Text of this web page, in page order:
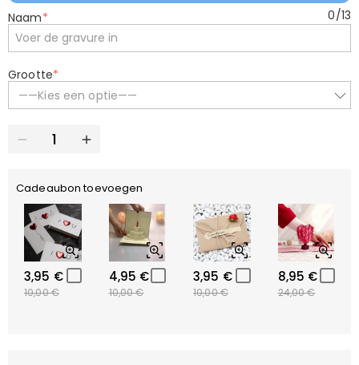
Naam* 0/13
Grootte*
——Kies een optie——
Cadeaubon toevoegen
3,95 €
10,00 €
4,95 €
10,00 €
3,95 €
10,00 €
8,95 €
24,00 €